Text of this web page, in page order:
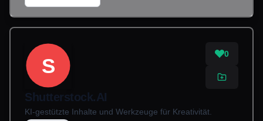
S
0
Shutterstock.AI
KI-gestützte Inhalte und Werkzeuge für Kreativität.